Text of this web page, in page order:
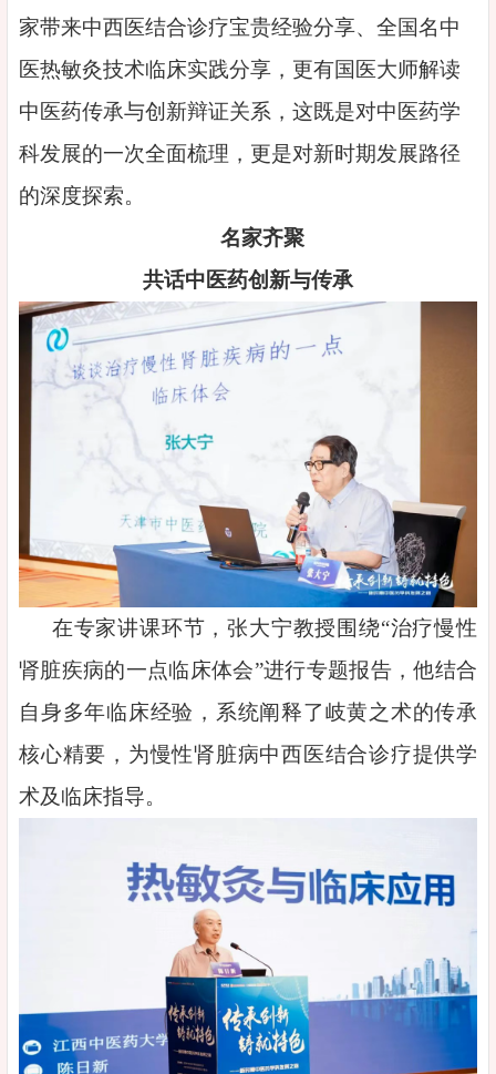
家带来中西医结合诊疗宝贵经验分享、全国名中
医热敏灸技术临床实践分享，更有国医大师解读
中医药传承与创新辩证关系，这既是对中医药学
科发展的一次全面梳理，更是对新时期发展路径
的深度探索。
名家齐聚
共话中医药创新与传承
在专家讲课环节，张大宁教授围绕“治疗慢性
肾脏疾病的一点临床体会”进行专题报告，他结合
自身多年临床经验，系统阐释了岐黄之术的传承
核心精要，为慢性肾脏病中西医结合诊疗提供学
术及临床指导。